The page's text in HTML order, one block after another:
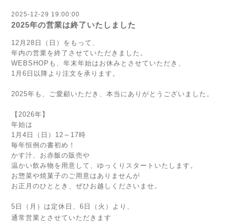
2025-12-29 19:00:00
2025年の営業は終了いたしました
12月28日（日）をもって、
年内の営業を終了させていただきました。
WEBSHOPも、年末年始はお休みとさせていただき、
1月6日以降より注文を承ります。
2025年も、ご愛顧いただき、本当にありがとうございました。
【2026年】
年始は
1月4日（日）12～17時
毎年恒例の書初め！
かす汁、お赤飯の販売や
温かい飲み物を用意して、ゆっくりスタートいたします。
お惣菜や焼菓子のご用意はありませんが
お正月のひととき、ぜひお越しくださいませ。
5日（月）は定休日、6日（火）より、
通常営業とさせていただきます